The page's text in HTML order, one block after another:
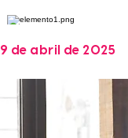
9 de abril de 2025